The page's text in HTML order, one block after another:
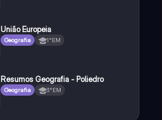
União Europeia
Geografia 1°EM
Resumos Geografia - Poliedro
Geografia 3°EM